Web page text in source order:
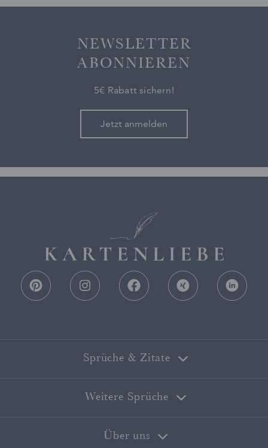
NEWSLETTER
ABONNIEREN
5€ Rabatt sichern!
Jetzt anmelden
Sprüche & Zitate
Hochzeitseinladung
Weitere Sprüche
Über uns